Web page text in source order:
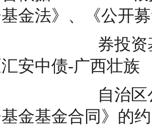
金法》、《公开
汇安中债-广西壮族
金基金合同》的约